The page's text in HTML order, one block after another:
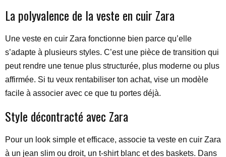
La polyvalence de la veste en cuir Zara
Une veste en cuir Zara fonctionne bien parce qu’elle
s’adapte à plusieurs styles. C’est une pièce de transition qui
peut rendre une tenue plus structurée, plus moderne ou plus
affirmée. Si tu veux rentabiliser ton achat, vise un modèle
facile à associer avec ce que tu portes déjà.
Style décontracté avec Zara
Pour un look simple et efficace, associe ta veste en cuir Zara
à un jean slim ou droit, un t-shirt blanc et des baskets. Dans